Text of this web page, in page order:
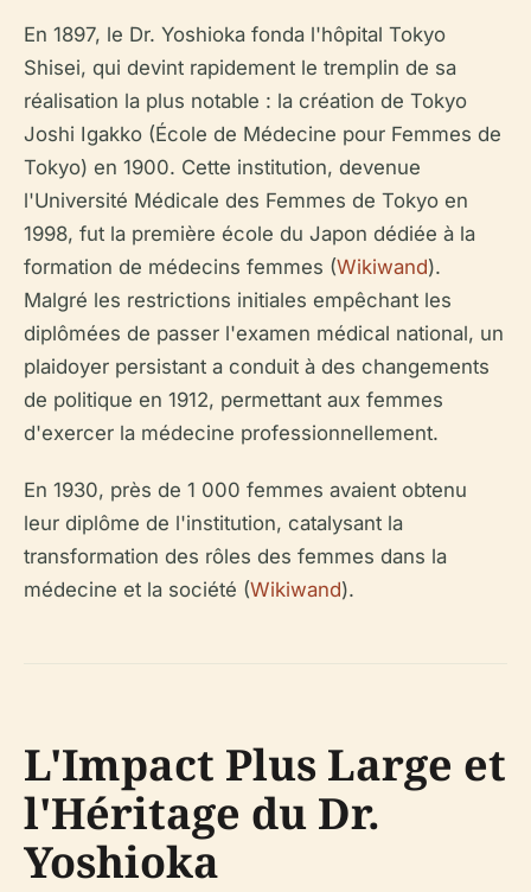
En 1897, le Dr. Yoshioka fonda l'hôpital Tokyo
Shisei, qui devint rapidement le tremplin de sa
réalisation la plus notable : la création de Tokyo
Joshi Igakko (École de Médecine pour Femmes de
Tokyo) en 1900. Cette institution, devenue
l'Université Médicale des Femmes de Tokyo en
1998, fut la première école du Japon dédiée à la
formation de médecins femmes (Wikiwand).
Malgré les restrictions initiales empêchant les
diplômées de passer l'examen médical national, un
plaidoyer persistant a conduit à des changements
de politique en 1912, permettant aux femmes
d'exercer la médecine professionnellement.
En 1930, près de 1 000 femmes avaient obtenu
leur diplôme de l'institution, catalysant la
transformation des rôles des femmes dans la
médecine et la société (Wikiwand).
L'Impact Plus Large et
l'Héritage du Dr.
Yoshioka